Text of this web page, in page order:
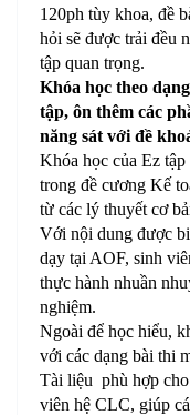
120ph tùy khoa, đề
hỏi sẽ được trải đều
tập quan trọng.
Khóa học theo
tập, ôn thêm các
năng sát với đề
Khóa học của Ez
trong đề cương Kế
từ các lý thuyết cơ
Với nội dung được
dạy tại AOF, sinh
thực hành nhuần
nghiệm.
Ngoài để học hiểu,
với các dạng bài thi
Tài liệu phù hợp
viên hệ CLC, giúp